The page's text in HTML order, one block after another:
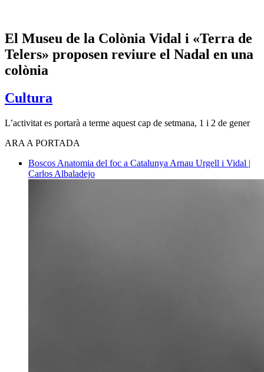
El Museu de la Colònia Vidal i «Terra de
Telers» proposen reviure el Nadal en una
colònia
Cultura
L’activitat es portarà a terme aquest cap de setmana, 1 i 2 de gener
ARA A PORTADA
Boscos Anatomia del foc a Catalunya Arnau Urgell i Vidal |
Carlos Albaladejo